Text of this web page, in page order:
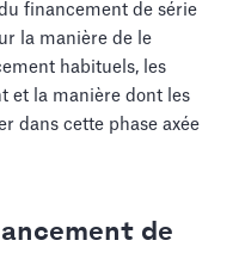
financement de série
la manière de le
habituels, les
et la manière dont les
dans cette phase axée
de